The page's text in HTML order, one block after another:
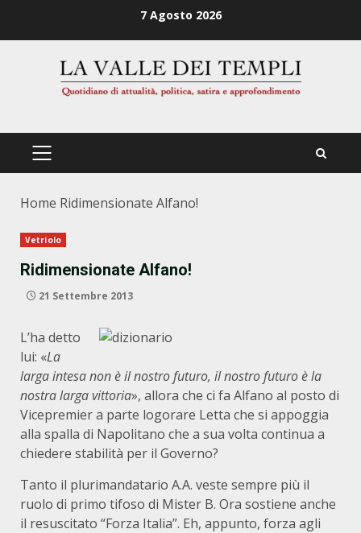
7 Agosto 2026
PRIMÄRES
Home Ridimensionate Alfano!
Vetriolo
Ridimensionate Alfano!
21 Settembre 2013
L’ha detto
lui: «La
larga intesa non è il nostro futuro, il nostro futuro è la
nostra larga vittoria», allora che ci fa Alfano al posto di
Vicepremier a parte logorare Letta che si appoggia
alla spalla di Napolitano che a sua volta continua a
chiedere stabilità per il Governo?
Tanto il plurimandatario A.A. veste sempre più il
ruolo di primo tifoso di Mister B. Ora sostiene anche
il resuscitato “Forza Italia”. Eh, appunto, forza agli